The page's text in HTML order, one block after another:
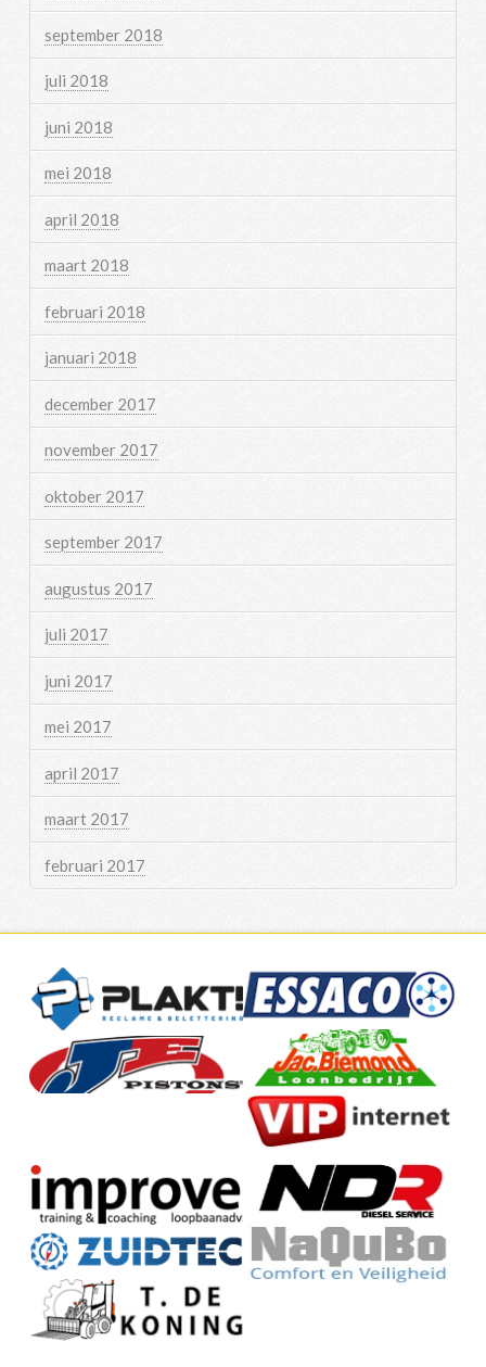
september 2018
juli 2018
juni 2018
mei 2018
april 2018
maart 2018
februari 2018
januari 2018
december 2017
november 2017
oktober 2017
september 2017
augustus 2017
juli 2017
juni 2017
mei 2017
april 2017
maart 2017
februari 2017